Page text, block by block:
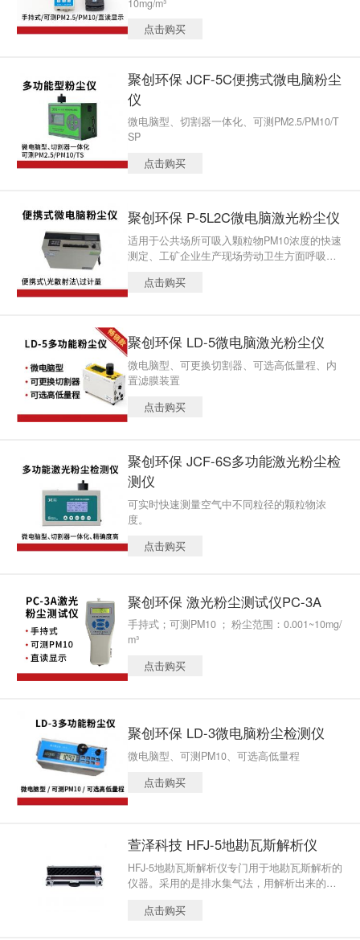
10mg/m³
点击购买
聚创环保 JCF-5C便携式微电脑粉尘
仪
微电脑型、切割器一体化、可测PM2.5/PM10/T
SP
点击购买
聚创环保 P-5L2C微电脑激光粉尘仪
适用于公共场所可吸入颗粒物PM10浓度的快速
测定、工矿企业生产现场劳动卫生方面呼吸性
点击购买
聚创环保 LD-5微电脑激光粉尘仪
微电脑型、可更换切割器、可选高低量程、内
置滤膜装置
点击购买
聚创环保 JCF-6S多功能激光粉尘检
测仪
可实时快速测量空气中不同粒径的颗粒物浓
度。
点击购买
聚创环保 激光粉尘测试仪PC-3A
手持式；可测PM10 ； 粉尘范围：0.001~10mg/
m³
点击购买
聚创环保 LD-3微电脑粉尘检测仪
微电脑型、可测PM10、可选高低量程
点击购买
萱泽科技 HFJ-5地勘瓦斯解析仪
HFJ-5地勘瓦斯解析仪专门用于地勘瓦斯解析的
仪器。采用的是排水集气法，用解析出来的气
高度来测定气体解析的速度与解析量。
点击购买